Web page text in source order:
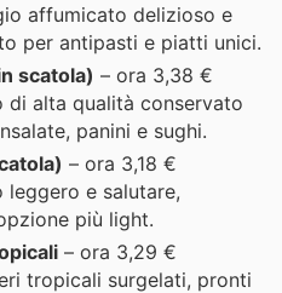
affumicato delizioso e
per antipasti e piatti unici.
scatola) – ora 3,38 €
di alta qualità conservato
panini e sughi.
– ora 3,18 €
leggero e salutare,
più light.
– ora 3,29 €
tropicali surgelati, pronti